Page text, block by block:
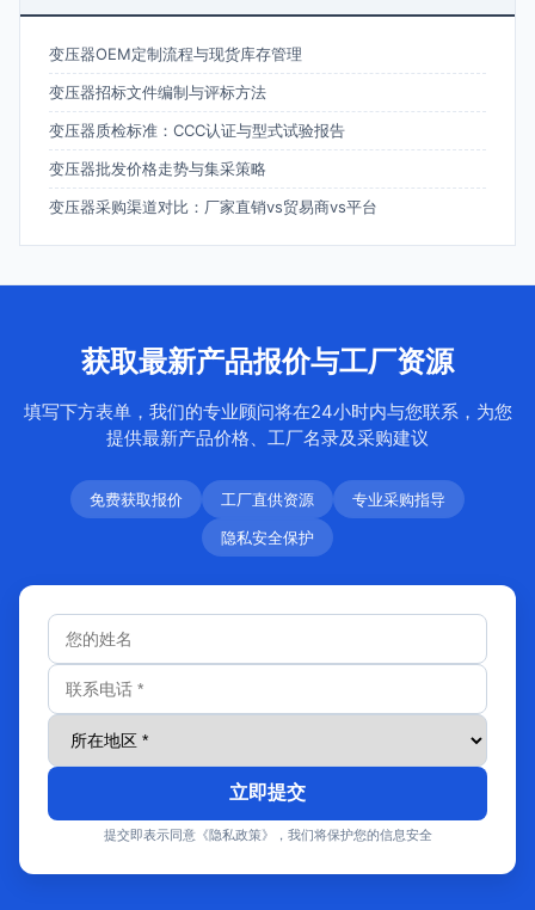
变压器OEM定制流程与现货库存管理
变压器招标文件编制与评标方法
变压器质检标准：CCC认证与型式试验报告
变压器批发价格走势与集采策略
变压器采购渠道对比：厂家直销vs贸易商vs平台
获取最新产品报价与工厂资源
填写下方表单，我们的专业顾问将在24小时内与您联系，为您
提供最新产品价格、工厂名录及采购建议
免费获取报价 工厂直供资源
专业采购指导
隐私安全保护
立即提交
提交即表示同意《隐私政策》，我们将保护您的信息安全